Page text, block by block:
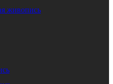
живопись